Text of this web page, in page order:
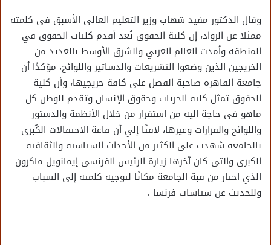
وقال الدكتور مفيد شهاب وزير التعليم العالي الأسبق في كلمته
ممثلا عن الرواد، إن كلية الحقوق تُعد أقدم كليات الحقوق في
المنطقة وأمدت العالم العربي والشرق الأوسط بالعديد من
الخريجين الذين وضعوا التشريعات والدساتير واللوائح، مؤكدًا أن
جامعة القاهرة صاحبة الفضل على كافة خريجيها، وأن كلية
الحقوق تمثل كلية الحريات وحقوق الإنسان وتقدم للوطن كل
ماهو في حاجة اليه من استقرار من خلال الأنظمة والدستور
واللوائح والقرارات وغيرها، لافتًا إلي أن قاعة الاحتفالات الكُبرى
بالجامعة شهدت على الكثير من الأحداث السياسية والثقافية
الكبرى والتي كان آخرها زيارة الرئيس الفرنسي إيمانويل ماكرون
الذي اختار من قبة الجامعة مكانًا لتوجيه كلمته إلى الشباب
وللحديث عن سياسات فرنسا .